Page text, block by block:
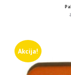
Akcija!